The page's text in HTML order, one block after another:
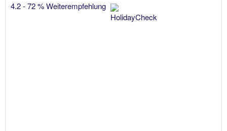
4.2 - 72 % Weiterempfehlung